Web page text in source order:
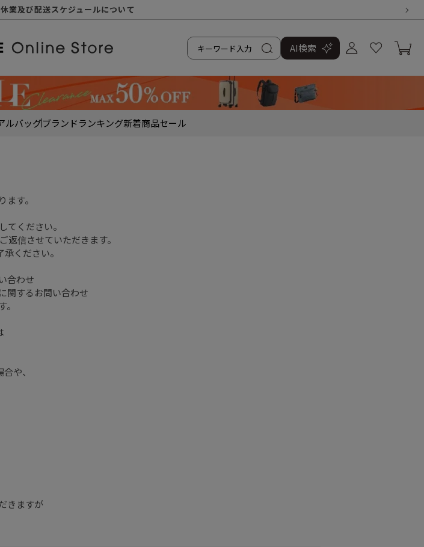
業及び配送スケジュールについて
震に伴う配送への影響について
ーパーレス化（電子化）のお知らせ
物量増等に伴う配送への影響について
欺サイトにご注意ください
届かない場合に関しまして
わせのご対応に関しまして
まし詐欺にご注意ください
AI検索
ルバッグブランドランキング新着商品セール
す。
てください。
返信させていただきます。
ください。
合わせ
に関するお問い合わせ
。
や、
きますが